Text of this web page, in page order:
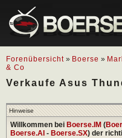
Forenübersicht » Boerse »
& Co
Verkaufe Asus
Hinweise
Willkommen bei Boerse.IM (
Boerse.AI - Boerse.SX) der